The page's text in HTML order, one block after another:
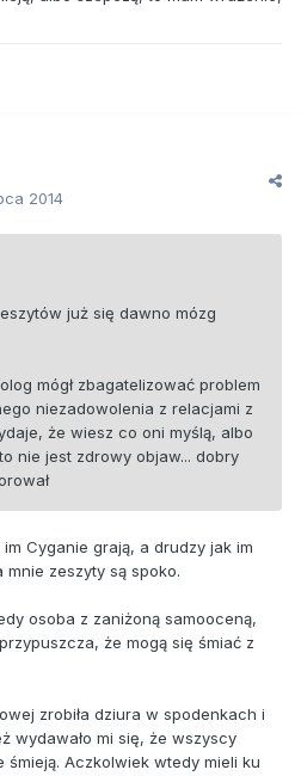
2014
już się dawno mózg
mógł zbagatelizować problem
niezadowolenia z relacjami z
że wiesz co oni myślą, albo
nie jest zdrowy objaw... dobry
Cyganie grają, a drudzy jak im
zeszyty są spoko.
osoba z zaniżoną samooceną,
że mogą się śmiać z
zrobiła dziura w spodenkach i
wydawało mi się, że wszyscy
śmieją. Aczkolwiek wtedy mieli ku